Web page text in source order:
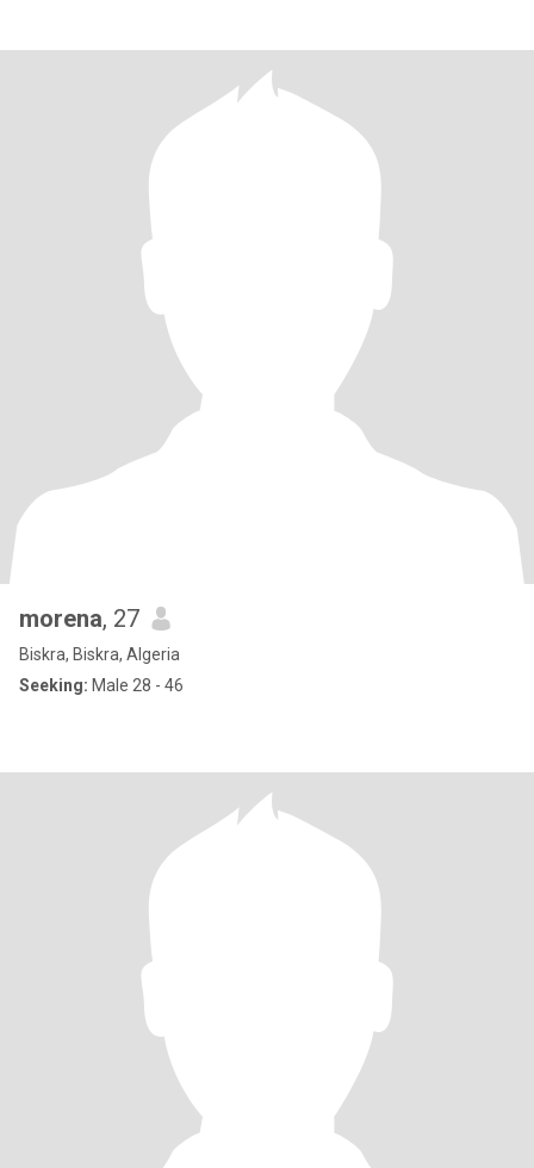
morena, 27
Biskra, Biskra, Algeria
Seeking: Male 28 - 46